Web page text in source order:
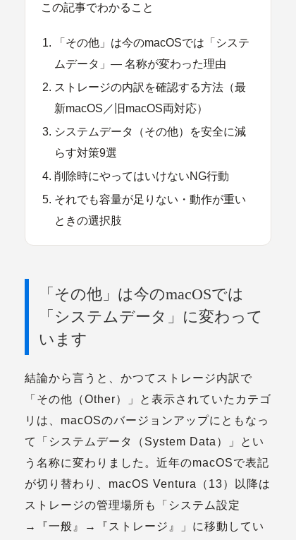
この記事でわかること
「その他」は今のmacOSでは「システ
ムデータ」— 名称が変わった理由
ストレージの内訳を確認する方法（最
新macOS／旧macOS両対応）
システムデータ（その他）を安全に減
らす対策9選
削除時にやってはいけないNG行動
それでも容量が足りない・動作が重い
ときの選択肢
「その他」は今のmacOSでは
「システムデータ」に変わって
います
結論から言うと、かつてストレージ内訳で
「その他（Other）」
と表示されていたカテゴ
リは、 macOSのバージョンアップにともなっ
て「システムデータ（System Data）」とい
う名称に変わりました 。近年のmacOSで表記
が切り替わり、 macOS Ventura（13）以降は
ストレージの管理場所も「システム設定
→『一般』→『ストレージ』」に移動 してい